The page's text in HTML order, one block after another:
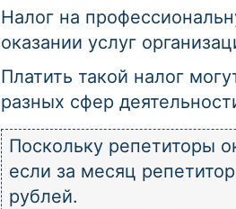
Налог на
оказании услуг
Платить такой налог
разных сфер
Поскольку репетиторы
если за месяц
рублей.